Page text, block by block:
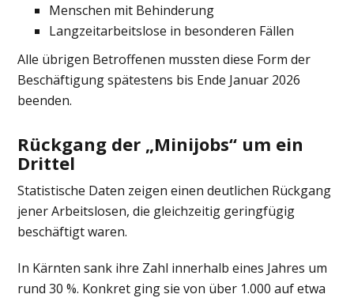
Menschen mit Behinderung
Langzeitarbeitslose in besonderen Fällen
Alle übrigen Betroffenen mussten diese Form der
Beschäftigung spätestens bis Ende Januar 2026
beenden.
Rückgang der „Minijobs“ um ein
Drittel
Statistische Daten zeigen einen deutlichen Rückgang
jener Arbeitslosen, die gleichzeitig geringfügig
beschäftigt waren.
In Kärnten sank ihre Zahl innerhalb eines Jahres um
rund 30 %. Konkret ging sie von über 1.000 auf etwa